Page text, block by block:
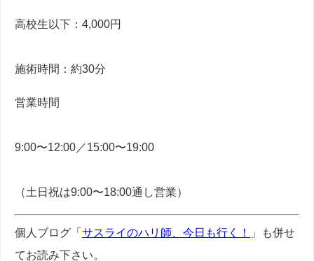
高校生以下：4,000円
施術時間：約30分
営業時間
9:00〜12:00／15:00〜19:00
（土日祝は9:00〜18:00通し営業）
個人ブログ「サスライのハリ師、今日も行く！
」も併せ
てお読み下さい。